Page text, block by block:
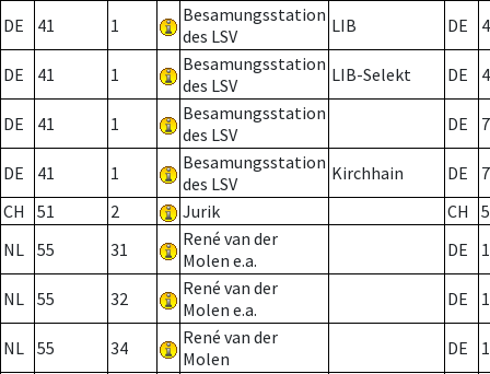
DE 41 1
Besamungsstation
des LSV
LIB DE
DE 41 1
Besamungsstation
des LSV
LIB-Selekt DE
DE 41 1
Besamungsstation
des LSV
DE 7
DE 41 1
Besamungsstation
des LSV
Kirchhain DE
7
CH
51 2 Jurik CH
NL 55 31
René van der
Molen e.a.
DE
NL 55 32
René van der
Molen e.a.
DE
NL 55 34
René van der
Molen
DE